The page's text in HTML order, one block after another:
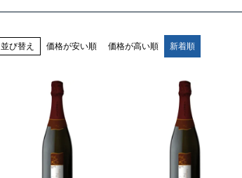
並び替え 価格が安い順 価格が高い順 新着順